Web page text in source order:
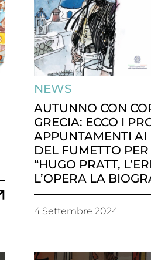
NEWS
AUTUNNO CON
GRECIA: ECCO I
APPUNTAMENTI AI
DEL FUMETTO
“HUGO PRATT,
L’OPERA LA
4 Settembre 2024